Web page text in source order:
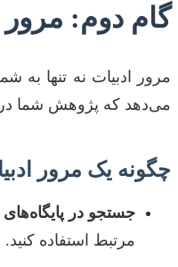
گام دوم:
مرور ادبیات نه تنها
می‌دهد که پژوهش شما در
چگونه یک مرور
جستجو در پایگاه‌های
مرتبط استفاده کنید.